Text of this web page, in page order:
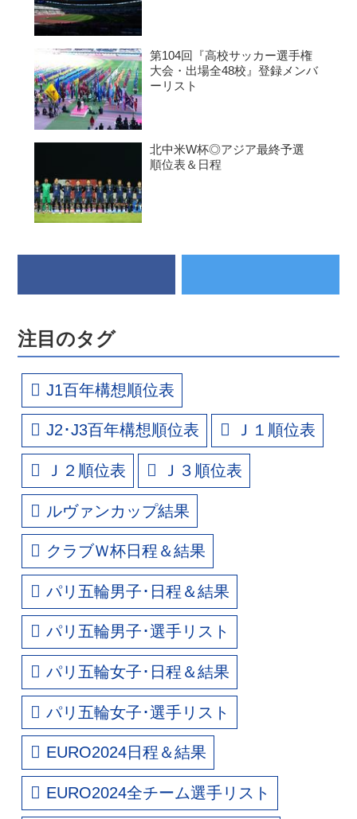
第104回『高校サッカー選手権
大会・出場全48校』登録メンバ
ーリスト
北中米W杯◎アジア最終予選
順位表＆日程
注目のタグ
J1百年構想順位表
J2･J3百年構想順位表 Ｊ１順位表
Ｊ２順位表 Ｊ３順位表
ルヴァンカップ結果
クラブＷ杯日程＆結果
パリ五輪男子･日程＆結果
パリ五輪男子･選手リスト
パリ五輪女子･日程＆結果
パリ五輪女子･選手リスト
EURO2024日程＆結果
EURO2024全チーム選手リスト